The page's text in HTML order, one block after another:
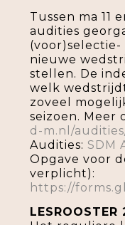
Tussen ma 11
audities
nieuwe
stellen. De
welk
zoveel
seizoen. Meer
d-m.nl/
Audities: SDM
Opgave voor
verplicht):
https://